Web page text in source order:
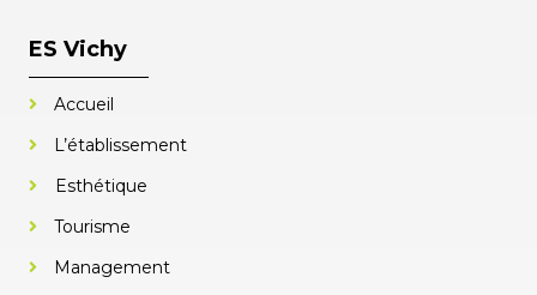
ES Vichy
Accueil
L’établissement
Esthétique
Tourisme
Management